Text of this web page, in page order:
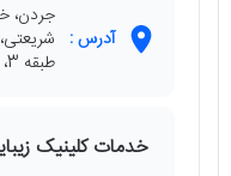
آدرس :
جردن،
طبقه 3، واحد 14
خدمات کلینیک